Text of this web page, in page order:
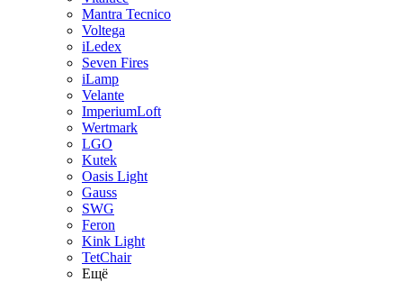
Mantra Tecnico
Voltega
iLedex
Seven Fires
iLamp
Velante
ImperiumLoft
Wertmark
LGO
Kutek
Oasis Light
Gauss
SWG
Feron
Kink Light
TetСhair
Ещё